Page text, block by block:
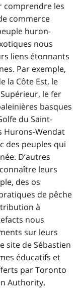
comprendre les
commerce
huron-
nous
liens étonnants
Par exemple,
la Côte Est, le
le fer
basques
du Saint-
Hurons-Wendat
des peuples qui
D’autres
leurs
des os
de pêche
à
nous
sur leurs
site de Sébastien
éducatifs et
par Toronto
Authority.